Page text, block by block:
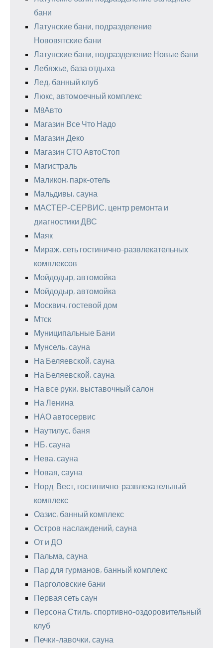
бани
Латунские бани, подразделение
Нововятские бани
Латунские бани, подразделение Новые бани
Лебяжье, база отдыха
Лед, банный клуб
Люкс, автомоечный комплекс
М8Авто
Магазин Все Что Надо
Магазин Деко
Магазин СТО АвтоСтоп
Магистраль
Маликон, парк-отель
Мальдивы, сауна
МАСТЕР-СЕРВИС, центр ремонта и
диагностики ДВС
Маяк
Мираж, сеть гостинично-развлекательных
комплексов
Мойдодыр, автомойка
Мойдодыр, автомойка
Москвич, гостевой дом
Мтск
Муниципальные Бани
Мунсель, сауна
На Беляевской, сауна
На Беляевской, сауна
На все руки, выставочный салон
На Ленина
НАО автосервис
Наутилус, баня
НБ, сауна
Нева, сауна
Новая, сауна
Норд-Вест, гостинично-развлекательный
комплекс
Оазис, банный комплекс
Остров наслаждений, сауна
От и ДО
Пальма, сауна
Пар для гурманов, банный комплекс
Парголовские бани
Первая сеть саун
Персона Стиль, спортивно-оздоровительный
клуб
Печки-лавочки, сауна